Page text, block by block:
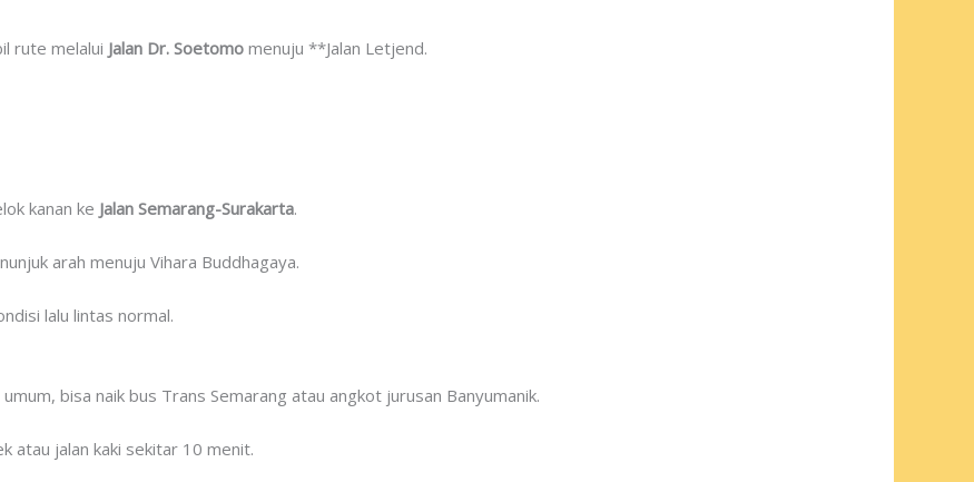
rute melalui Jalan Dr. Soetomo menuju **Jalan Letjend.
kanan ke Jalan Semarang-Surakarta.
arah menuju Vihara Buddhagaya.
lalu lintas normal.
bisa naik bus Trans Semarang atau angkot jurusan Banyumanik.
atau jalan kaki sekitar 10 menit.